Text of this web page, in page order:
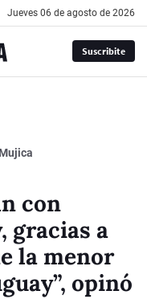
jueves 06 de agosto de 2026
Suscribite
con
gracias a
la menor
opinó